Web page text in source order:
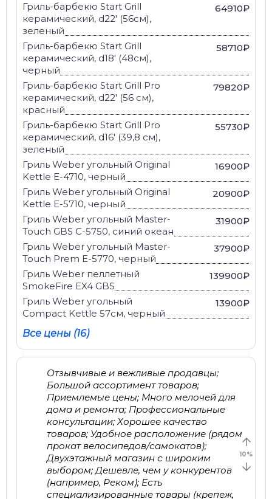
10%
Гриль-барбекю Start Grill
керамический, d22' (56см),
зеленый
64910₽
Гриль-барбекю Start Grill
керамический, d18' (48см),
черный
58710₽
Гриль-барбекю Start Grill Pro
керамический, d22' (56 см),
красный
79820₽
Гриль-барбекю Start Grill Pro
керамический, d16' (39,8 см),
зеленый
55730₽
Гриль Weber угольный Original
Kettle E-4710, черный
16900₽
Гриль Weber угольный Original
Kettle E-5710, черный
20900₽
Гриль Weber угольный Master-
Touch GBS C-5750, синий океан
31900₽
Гриль Weber угольный Master-
Touch Prem E-5770, черный
37900₽
Гриль Weber пеллетный
SmokeFire EX4 GBS
139900₽
Гриль Weber угольный
Compact Kettle 57см, черный
13900₽
Все цены (16)
Отзывчивые и вежливые продавцы;
Большой ассортимент товаров;
Приемлемые цены; Много мелочей для
дома и ремонта; Профессиональные
консультации; Хорошее качество
товаров; Удобное расположение (рядом
прокат велосипедов/самокатов);
Двухэтажный магазин с широким
выбором; Дешевле, чем у конкурентов
(например, Реком); Есть
специализированные товары (крепеж,